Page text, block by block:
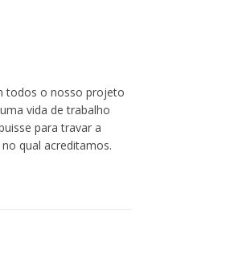
todos o nosso projeto
vida de trabalho
para travar a
qual acreditamos.